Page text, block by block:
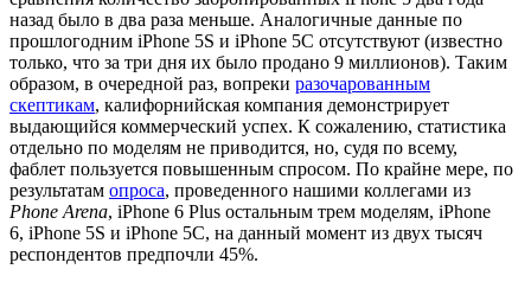
назад было в два раза меньше. Аналогичные данные по
прошлогодним iPhone 5S и iPhone 5C отсутствуют (известно
только, что за три дня их было продано 9 миллионов). Таким
образом, в очередной раз, вопреки разочарованным
скептикам, калифорнийская компания демонстрирует
выдающийся коммерческий успех. К сожалению, статистика
отдельно по моделям не приводится, но, судя по всему,
фаблет пользуется повышенным спросом. По крайне мере, по
результатам опроса, проведенного нашими коллегами из
Phone Arena, iPhone 6 Plus остальным трем моделям, iPhone
6, iPhone 5S и iPhone 5C, на данный момент из двух тысяч
респондентов предпочли 45%.